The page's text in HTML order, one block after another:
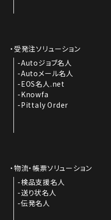
受発注ソリューション
Autoジョブ名人
Autoメール名人
EOS名人.net
Knowfa
Pittaly Order
物流・帳票ソリューション
検品支援名人
送り状名人
伝発名人